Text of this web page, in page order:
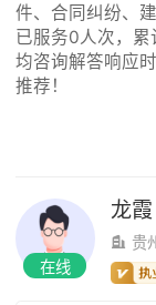
件、合同纠纷、
已服务0人次，
均咨询解答响应
推荐！
在线
龙霞
贵